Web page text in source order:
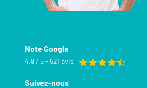
Note Google
4.9 / 5 - 521 avis
Suivez-nous